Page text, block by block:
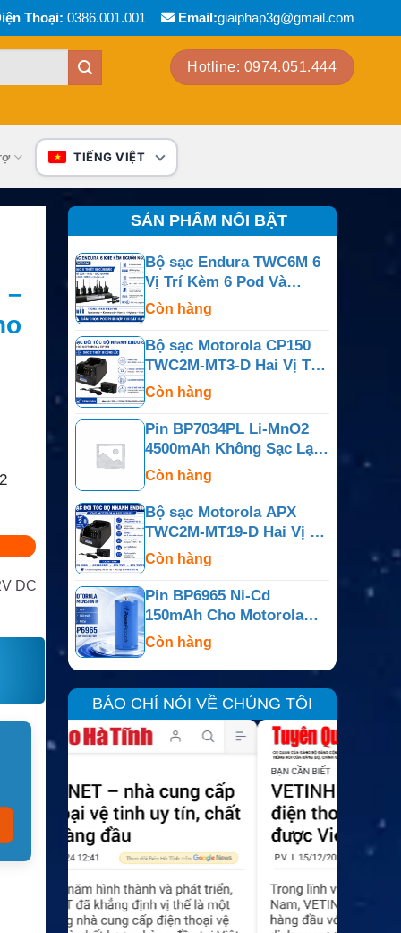
Thoại: 0386.001.001 Email:giaiphap3g@gmail.com
Hotline: 0974.051.444
TIẾNG VIỆT
–
DC
SẢN PHẨM NỔI BẬT
Bộ sạc Endura TWC6M 6
Vị Trí Kèm 6 Pod Và
Nguồn Ngoài
Còn hàng
Bộ sạc Motorola CP150
TWC2M-MT3-D Hai Vị Trí
Cho CP150, CP200,
Còn hàng
Pin BP7034PL Li-MnO2
4500mAh Không Sạc Lại
Cho Bộ Đàm Motorola
Còn hàng
Bộ sạc Motorola APX
TWC2M-MT19-D Hai Vị Trí
Cho APX6000, APX7000,
Còn hàng
Pin BP6965 Ni-Cd
150mAh Cho Motorola
Dimension IV, Minitor Và
Dòng Tương Thích
Còn hàng
BÁO CHÍ NÓI VỀ CHÚNG TÔI